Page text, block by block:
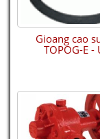
Gioang cao
TOPOG-E -